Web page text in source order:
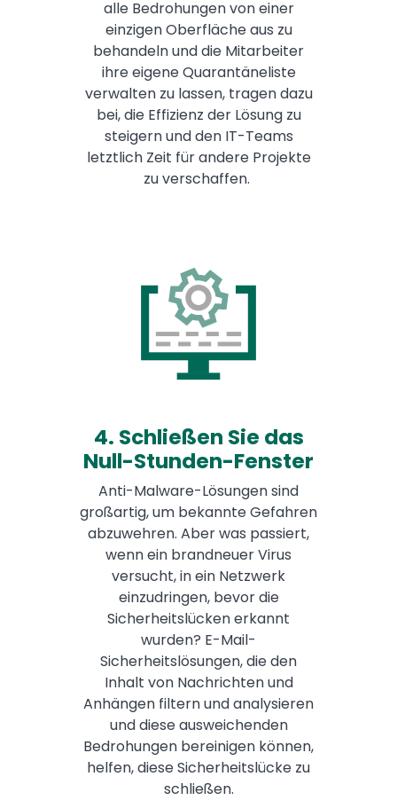
alle Bedrohungen von einer
einzigen Oberfläche aus zu
behandeln und die Mitarbeiter
ihre eigene Quarantäneliste
verwalten zu lassen, tragen dazu
bei, die Effizienz der Lösung zu
steigern und den IT-Teams
letztlich Zeit für andere Projekte
zu verschaffen.
4. Schließen Sie das
Null-Stunden-Fenster
Anti-Malware-Lösungen sind
großartig, um bekannte Gefahren
abzuwehren. Aber was passiert,
wenn ein brandneuer Virus
versucht, in ein Netzwerk
einzudringen, bevor die
Sicherheitslücken erkannt
wurden? E-Mail-
Sicherheitslösungen, die den
Inhalt von Nachrichten und
Anhängen filtern und analysieren
und diese ausweichenden
Bedrohungen bereinigen können,
helfen, diese Sicherheitslücke zu
schließen.